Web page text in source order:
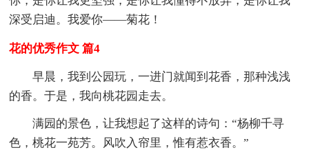
深受启迪。我爱你——菊花！
花的优秀作文 篇4
早晨，我到公园玩，一进门就闻到花香，那种浅浅
的香。于是，我向桃花园走去。
满园的景色，让我想起了这样的诗句：“杨柳千寻
色，桃花一苑芳。风吹入帘里，惟有惹衣香。”